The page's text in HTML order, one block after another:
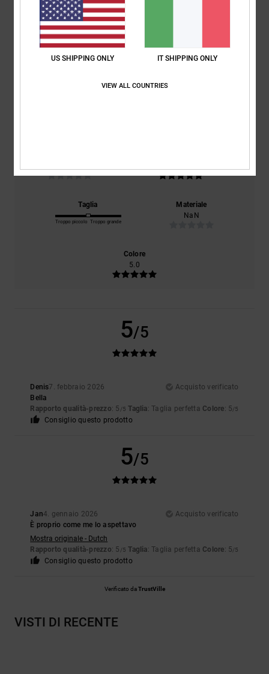
Punteggio medio
5.0
Taglia
Troppo piccolo Troppo grande
Materiale
NaN
Colore
5.0
5/5
Denis7. febbraio 2026
Acquisto verificato
Bella
Rapporto qualità-prezzo: 5 /5 Taglia: Taglia perfetta Colore: 5/5
Consiglio questo prodotto
5/5
Jan4. gennaio 2026
Acquisto verificato
È proprio come me lo aspettavo
Mostra originale - Dutch
Rapporto qualità-prezzo: 5 /5 Taglia: Taglia perfetta Colore: 5/5
Consiglio questo prodotto
Verificato daTrustVille
VISTI DI RECENTE
US SHIPPING ONLY IT SHIPPING ONLY
VIEW ALL COUNTRIES